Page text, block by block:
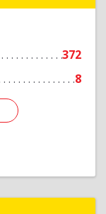
372
8
Подробнее